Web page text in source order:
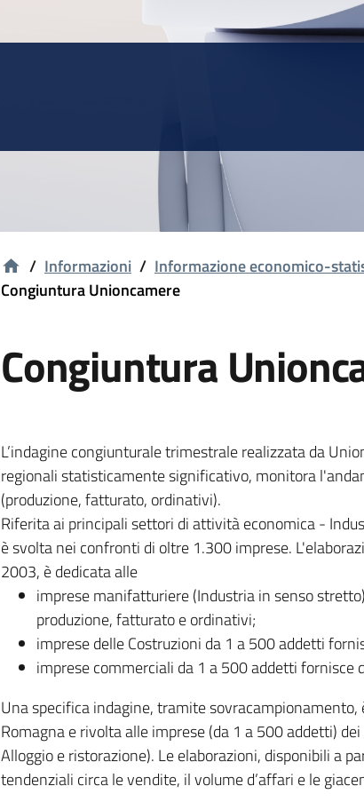
/ Informazioni / Informazione economico-
Congiuntura Unioncamere
Congiuntura
L’indagine congiunturale trimestrale realizzata da
regionali statisticamente significativo, monitora
(produzione, fatturato, ordinativi).
Riferita ai principali settori di attività economica -
è svolta nei confronti di oltre 1.300 imprese.
2003, è dedicata alle
imprese manifatturiere (Industria in senso
produzione, fatturato e ordinativi;
imprese delle Costruzioni da 1 a 500 addetti
imprese commerciali da 1 a 500 addetti fornisce
Una specifica indagine, tramite
Romagna e rivolta alle imprese (da 1 a 500 addetti)
Alloggio e ristorazione). Le elaborazioni, disponibili a
tendenziali circa le vendite, il volume d’affari e le